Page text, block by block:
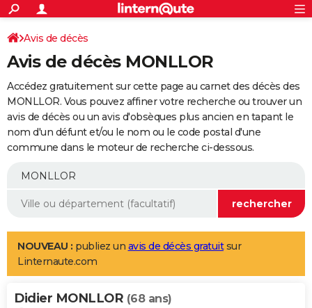
ACTUALITÉS
Politique
Société
Faits Divers
Education
Monde
Villes
+
SPORT
Coupe du monde 2026
Football
Tennis
Cyclisme
Rugby
Forum
Programme TV
TNT
Streaming
Cinéma
Sorties cinéma
Musique
+
FINANCE
Retraite
Epargne
Immobilier
Risques naturels par ville
Banque
Assurance
AUTO
Essais
Réserver un essai
Citadines
Berlines
SUV
Forum auto
+
Mobiles
Meilleur smartphone
Internet
Ordinateurs
Jeux vidéo
Guide high-tech
Aménagement intérieur
LIFESTYLE
Art de vivre
Bien-être
Loisirs
Mode
Modes de vie
Alimentation
Guide de la santé
Maladies
Médicaments
Sommeil
VOYAGE
Avis de décès
Avis de décès MONLLOR
Accédez gratuitement sur cette page au carnet des décès des
MONLLOR. Vous pouvez affiner votre recherche ou trouver un
avis de décès ou un avis d'obsèques plus ancien en tapant le
nom d'un défunt et/ou le nom ou le code postal d'une
commune dans le moteur de recherche ci-dessous.
NOUVEAU : publiez un avis de décès gratuitsur
Linternaute.com
Didier MONLLOR (68 ans)